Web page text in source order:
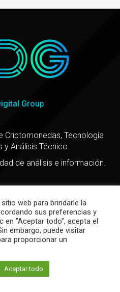
Group
Criptomonedas, Tecnología
y Análisis Técnico.
de análisis e información.
@ 2021
-Política de cookies
web para brindarle la
sus preferencias y
en "Aceptar todo", acepta el
embargo, puede visitar
proporcionar un
Aceptar todo